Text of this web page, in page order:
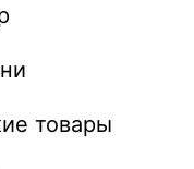
товары